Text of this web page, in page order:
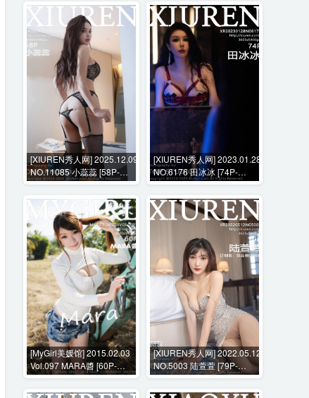
[XIUREN秀人网] 2025.12.09
NO.11085 小蕊蕊 [58P-
603MB]
[XIUREN秀人网] 2023.01.28
NO.6176 田冰冰 [74P-
662MB]
[MyGirl美媛馆] 2015.02.03
Vol.097 MARA醬 [60P-
249MB]
[XIUREN秀人网] 2022.05.12
NO.5003 陆萱萱 [79P-
705MB]